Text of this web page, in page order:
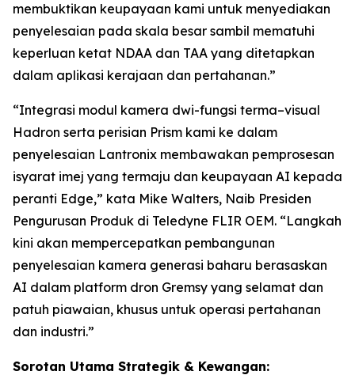
membuktikan keupayaan kami untuk menyediakan
penyelesaian pada skala besar sambil mematuhi
keperluan ketat NDAA dan TAA yang ditetapkan
dalam aplikasi kerajaan dan pertahanan.”
“Integrasi modul kamera dwi-fungsi terma–visual
Hadron serta perisian Prism kami ke dalam
penyelesaian Lantronix membawakan pemprosesan
isyarat imej yang termaju dan keupayaan AI kepada
peranti Edge,” kata Mike Walters, Naib Presiden
Pengurusan Produk di Teledyne FLIR OEM. “Langkah
kini akan mempercepatkan pembangunan
penyelesaian kamera generasi baharu berasaskan
AI dalam platform dron Gremsy yang selamat dan
patuh piawaian, khusus untuk operasi pertahanan
dan industri.”
Sorotan Utama Strategik & Kewangan: